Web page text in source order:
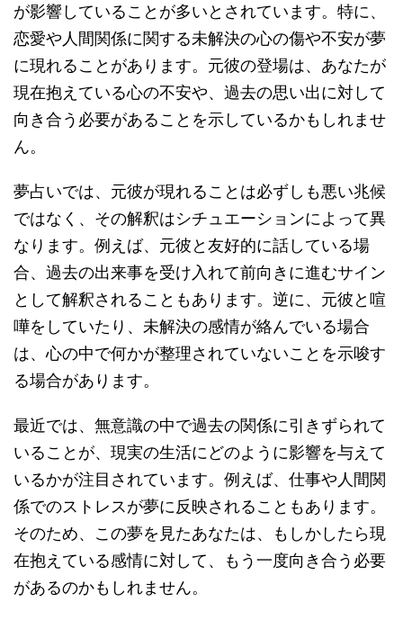
が影響していることが多いとされています。特に、
恋愛や人間関係に関する未解決の心の傷や不安が夢
に現れることがあります。元彼の登場は、あなたが
現在抱えている心の不安や、過去の思い出に対して
向き合う必要があることを示しているかもしれませ
ん。
夢占いでは、元彼が現れることは必ずしも悪い兆候
ではなく、その解釈はシチュエーションによって異
なります。例えば、元彼と友好的に話している場
合、過去の出来事を受け入れて前向きに進むサイン
として解釈されることもあります。逆に、元彼と喧
嘩をしていたり、未解決の感情が絡んでいる場合
は、心の中で何かが整理されていないことを示唆す
る場合があります。
最近では、無意識の中で過去の関係に引きずられて
いることが、現実の生活にどのように影響を与えて
いるかが注目されています。例えば、仕事や人間関
係でのストレスが夢に反映されることもあります。
そのため、この夢を見たあなたは、もしかしたら現
在抱えている感情に対して、もう一度向き合う必要
があるのかもしれません。